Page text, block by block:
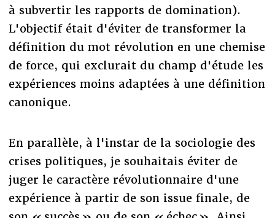
à subvertir les rapports de domination).
L'objectif était d'éviter de transformer la
définition du mot révolution en une chemise
de force, qui exclurait du champ d'étude les
expériences moins adaptées à une définition
canonique.
En parallèle, à l'instar de la sociologie des
crises politiques, je souhaitais éviter de
juger le caractère révolutionnaire d'une
expérience à partir de son issue finale, de